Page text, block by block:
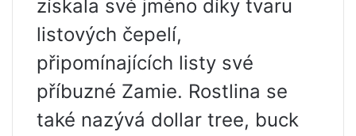
získala své jméno díky tvaru
listových čepelí,
připomínajících listy své
příbuzné Zamie. Rostlina se
také nazývá dollar tree, buck